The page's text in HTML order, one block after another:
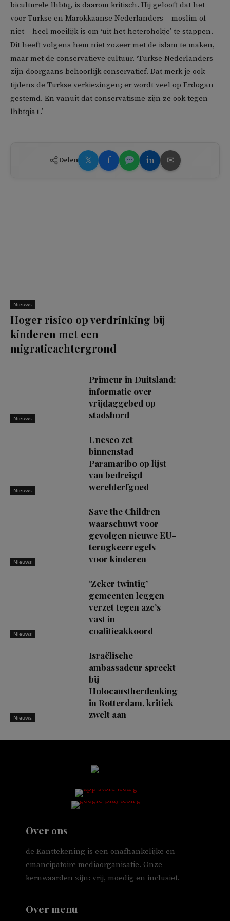
biculturele lhbtq, is daarom kritisch. Hij gelooft dat het
voor Turkse en Marokkaanse Nederlanders – moslim of
niet – heel moeilijk is om ‘uit het heterohokje’ te stappen.
Dit heeft volgens hem niet zozeer met de islam te maken,
maar met de conservatieve cultuur. ‘Turkse Nederlanders
zijn doorgaans behoorlijk conservatief. Dat merk je ook
tijdens de Turkse verkiezingen; er wordt veel op Erdogan
gestemd. En vanuit dat conservatisme zijn ze ook tegen
lhbtqia+.’
Delen 𝕏 f in ✉
Nieuws
Hoger risico op verdrinking bij
kinderen met een
migratieachtergrond
Nieuws
Primeur in Duitsland:
informatie over
vrijdaggebed op
stadsbord
Nieuws
Unesco zet
binnenstad
Paramaribo op lijst
van bedreigd
werelderfgoed
Nieuws
Save the Children
waarschuwt voor
gevolgen nieuwe EU-
terugkeerregels
voor kinderen
Nieuws
‘Zeker twintig’
gemeenten leggen
verzet tegen azc’s
vast in
coalitieakkoord
Nieuws
Israëlische
ambassadeur spreekt
bij
Holocaustherdenking
in Rotterdam, kritiek
zwelt aan
Over ons
de Kanttekening is een onafhankelijke en
emancipatoire mediaorganisatie. Onze
kernwaarden zijn: vrij, moedig en inclusief.
Over menu